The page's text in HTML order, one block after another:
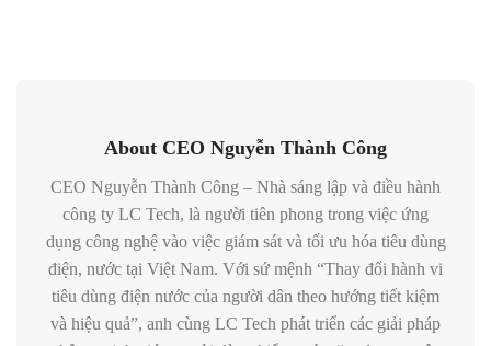
About CEO Nguyễn Thành Công
CEO Nguyễn Thành Công – Nhà sáng lập và điều hành
công ty LC Tech, là người tiên phong trong việc ứng
dụng công nghệ vào việc giám sát và tối ưu hóa tiêu dùng
điện, nước tại Việt Nam. Với sứ mệnh “Thay đổi hành vi
tiêu dùng điện nước của người dân theo hướng tiết kiệm
và hiệu quả”, anh cùng LC Tech phát triển các giải pháp